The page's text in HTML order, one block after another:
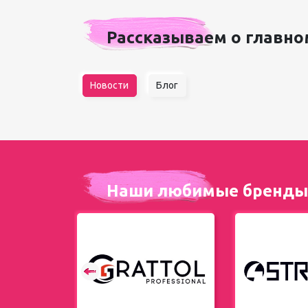
Рассказываем о
Новости Блог
Наши любимые бренды